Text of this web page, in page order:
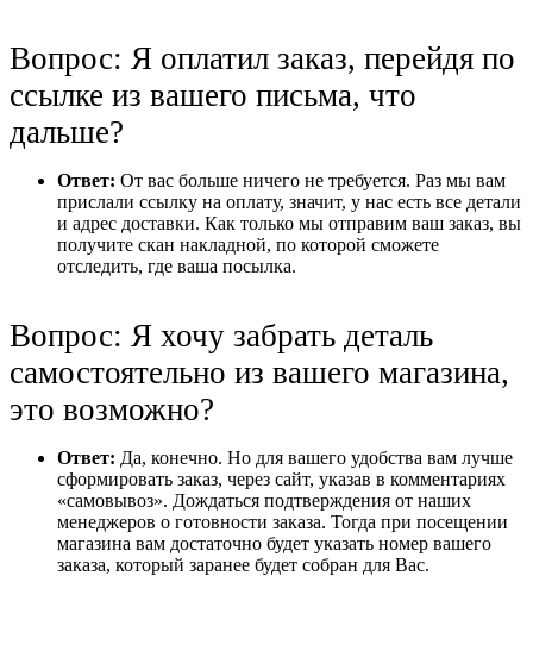
Вопрос: Я оплатил заказ, перейдя по
ссылке из вашего письма, что
дальше?
Ответ: От вас больше ничего не требуется. Раз мы вам
прислали ссылку на оплату, значит, у нас есть все детали
и адрес доставки. Как только мы отправим ваш заказ, вы
получите скан накладной, по которой сможете
отследить, где ваша посылка.
Вопрос: Я хочу забрать деталь
самостоятельно из вашего магазина,
это возможно?
Ответ: Да, конечно. Но для вашего удобства вам лучше
сформировать заказ, через сайт, указав в комментариях
«самовывоз». Дождаться подтверждения от наших
менеджеров о готовности заказа. Тогда при посещении
магазина вам достаточно будет указать номер вашего
заказа, который заранее будет собран для Вас.